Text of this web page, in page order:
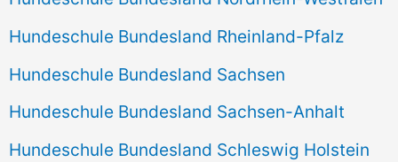
Hundeschule Bundesland Rheinland-Pfalz
Hundeschule Bundesland Sachsen
Hundeschule Bundesland Sachsen-Anhalt
Hundeschule Bundesland Schleswig Holstein